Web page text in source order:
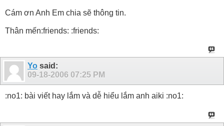
Cám ơn Anh Em chia sẽ thông tin.
Thân mến:friends: :friends:
Yo said:
09-18-2006 07:25 PM
:no1: bài viết hay lắm và dễ hiểu lắm anh aiki :no1: